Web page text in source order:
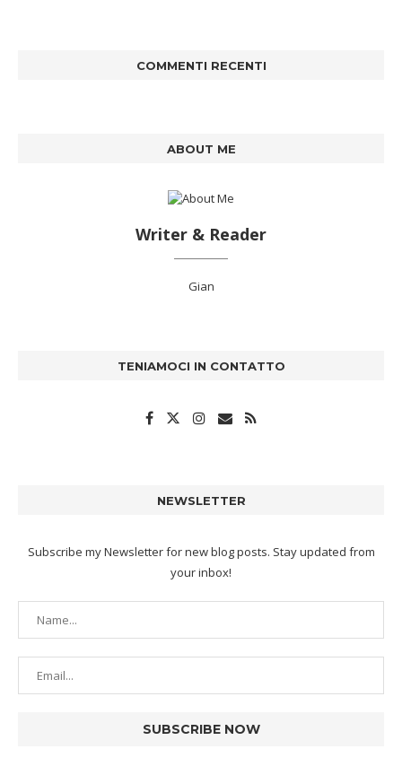
COMMENTI RECENTI
ABOUT ME
Writer & Reader
Gian
TENIAMOCI IN CONTATTO
NEWSLETTER
Subscribe my Newsletter for new blog posts. Stay updated from
your inbox!